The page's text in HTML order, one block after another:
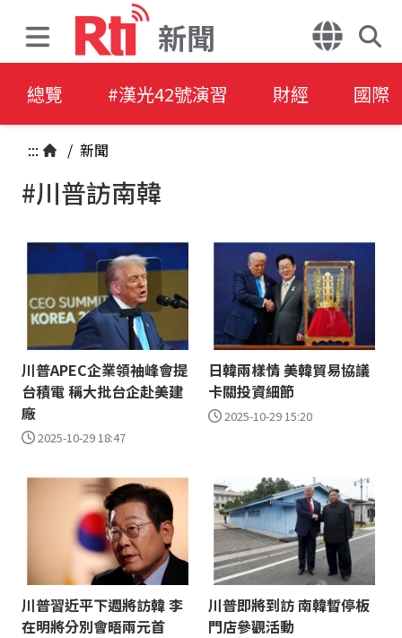
新聞
總覽 #漢光42號演習 財經 國際
::: / 新聞
#川普訪南韓
川普APEC企業領袖峰會提
台積電 稱大批台企赴美建
廠
2025-10-29 18:47
日韓兩樣情 美韓貿易協議
卡關投資細節
2025-10-29 15:20
川普習近平下週將訪韓 李
在明將分別會晤兩元首
川普即將到訪 南韓暫停板
門店參觀活動